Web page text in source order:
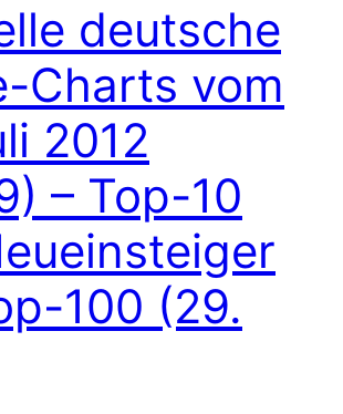
deutsche
Charts vom
2012
– Top-10
100 (29.